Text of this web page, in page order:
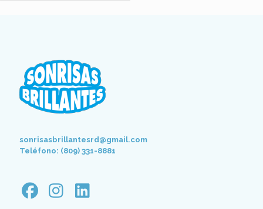
sonrisasbrillantesrd@gmail.com
Teléfono: (809) 331-8881